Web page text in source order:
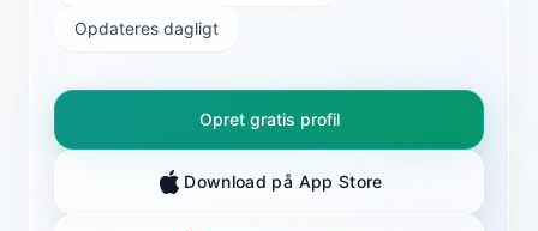
Opdateres dagligt
Opret gratis profil
Download på App Store